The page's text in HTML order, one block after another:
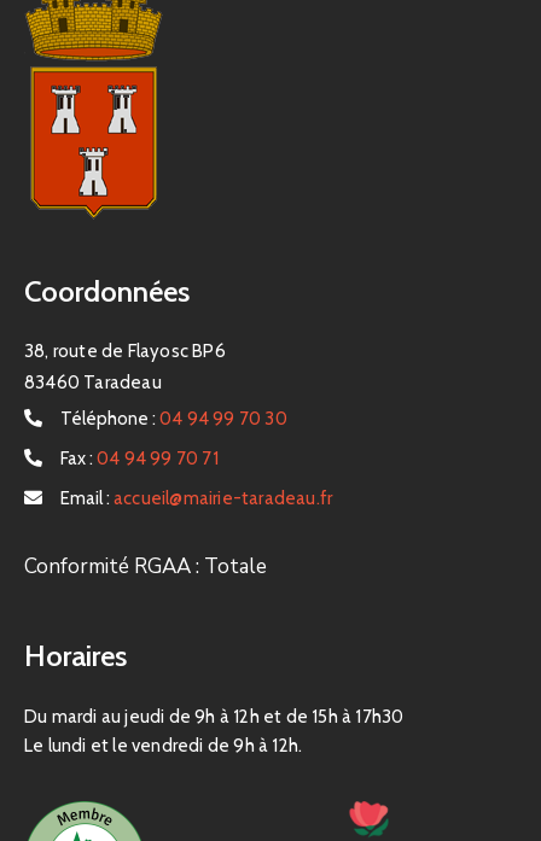
Coordonnées
38, route de Flayosc BP6
83460 Taradeau
Téléphone : 04 94 99 70 30
Fax : 04 94 99 70 71
Email : accueil@mairie-taradeau.fr
Conformité RGAA : Totale
Horaires
Du mardi au jeudi de 9h à 12h et de 15h à 17h30
Le lundi et le vendredi de 9h à 12h.